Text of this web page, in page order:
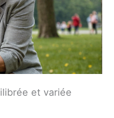
et variée